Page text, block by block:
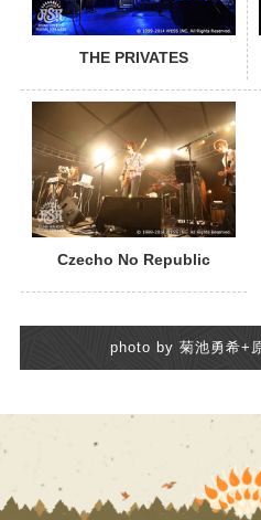
THE PRIVATES
Czecho No Republic
photo by 菊池勇希+